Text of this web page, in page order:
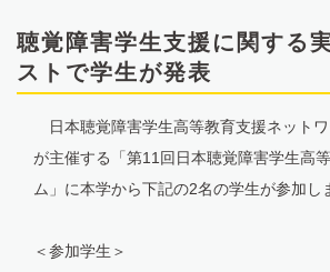
聴覚障害学生支援に関する
ストで学生が発表
日本聴覚障害学生高等教育支援ネット
が主催する「第11回日本聴覚障害学生高
ム」に本学から下記の2名の学生が参加し
＜参加学生＞